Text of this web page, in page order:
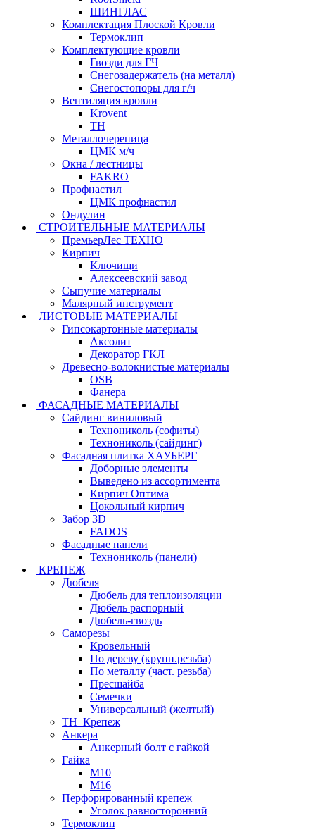
ШИНГЛАС
Комплектация Плоской Кровли
Термоклип
Комплектующие кровли
Гвозди для ГЧ
Снегозадержатель (на металл)
Снегостопоры для г/ч
Вентиляция кровли
Krovent
ТН
Металлочерепица
ЦМК м/ч
Окна / лестницы
FAKRO
Профнастил
ЦМК профнастил
Ондулин
СТРОИТЕЛЬНЫЕ МАТЕРИАЛЫ
ПремьерЛес ТЕХНО
Кирпич
Ключищи
Алексеевский завод
Сыпучие материалы
Малярный инструмент
ЛИСТОВЫЕ МАТЕРИАЛЫ
Гипсокартонные материалы
Аксолит
Декоратор ГКЛ
Древесно-волокнистые материалы
OSB
Фанера
ФАСАДНЫЕ МАТЕРИАЛЫ
Сайдинг виниловый
Технониколь (софиты)
Технониколь (сайдинг)
Фасадная плитка ХАУБЕРГ
Доборные элементы
Выведено из ассортимента
Кирпич Оптима
Цокольный кирпич
Забор 3D
FADOS
Фасадные панели
Технониколь (панели)
КРЕПЕЖ
Дюбеля
Дюбель для теплоизоляции
Дюбель распорный
Дюбель-гвоздь
Саморезы
Кровельный
По дереву (крупн.резьба)
По металлу (част. резьба)
Пресшайба
Семечки
Универсальный (желтый)
ТН_Крепеж
Анкера
Анкерный болт с гайкой
Гайка
М10
М16
Перфорированный крепеж
Уголок равносторонний
Термоклип